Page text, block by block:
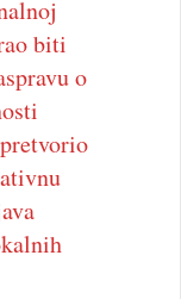
biti
o